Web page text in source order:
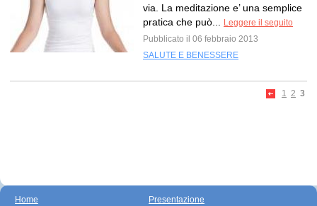
via. La meditazione e’ una semplice
pratica che può...
Leggere il seguito
Pubblicato il 06 febbraio 2013
SALUTE E BENESSERE
1 2 3
Home Presentazione